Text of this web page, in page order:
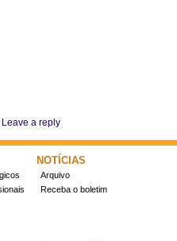
Leave a reply
NOTÍCIAS
Arquivo
Receba o boletim